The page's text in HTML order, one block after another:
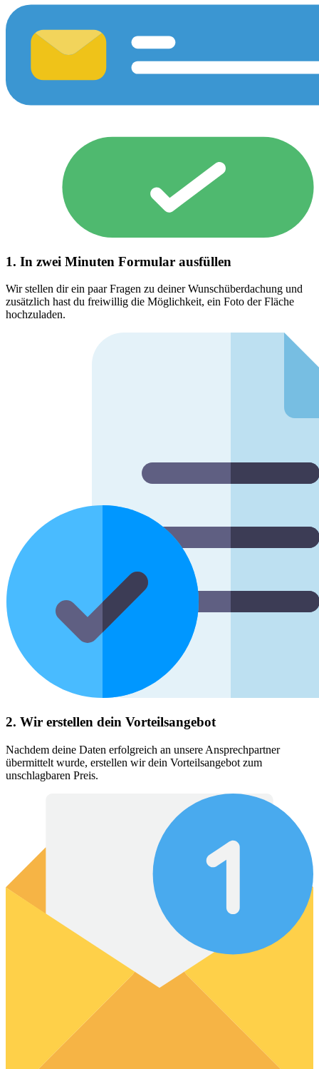
1. In zwei Minuten Formular ausfüllen
Wir stellen dir ein paar Fragen zu deiner Wunschüberdachung und
zusätzlich hast du freiwillig die Möglichkeit, ein Foto der Fläche
hochzuladen.
2. Wir erstellen dein Vorteilsangebot
Nachdem deine Daten erfolgreich an unsere Ansprechpartner
übermittelt wurde, erstellen wir dein Vorteilsangebot zum
unschlagbaren Preis.